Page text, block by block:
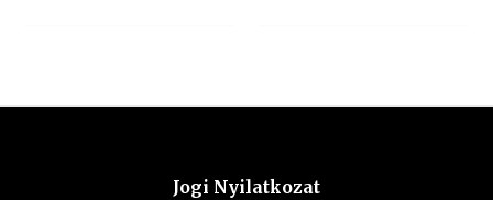
Jogi Nyilatkozat